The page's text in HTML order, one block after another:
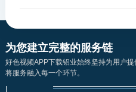
为您建立完整的服务链
好色视频APP下载铝业始终坚持为用户提供售
将服务融入每一个环节。